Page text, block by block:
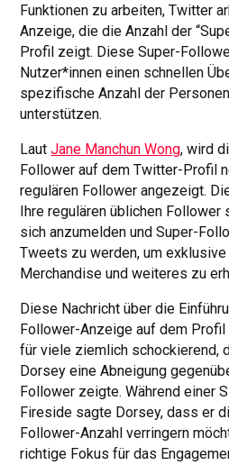
Funktionen zu arbeiten, Twitter
Anzeige, die die Anzahl der
Profil zeigt. Diese Super-
Nutzer*innen einen schnellen
spezifische Anzahl der
unterstützen.
LautJane Manchun Wong, wird
Follower auf dem Twitter-Profil
regulären Follower angezeigt.
Ihre regulären üblichen
sich anzumelden und Super-
Tweets zu werden, um exklusive
Merchandise und weiteres zu
Diese Nachricht über die
Follower-Anzeige auf dem
für viele ziemlich schockierend,
Dorsey eine Abneigung
Follower zeigte. Während einer
Fireside sagte Dorsey, dass er
Follower-Anzahl verringern
richtige Fokus für das